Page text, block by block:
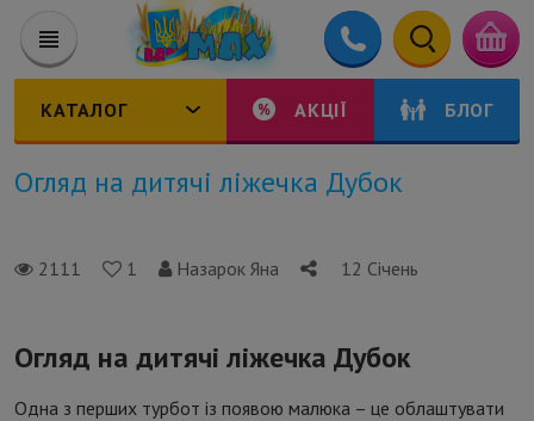
КАТАЛОГ АКЦІЇ БЛОГ
Огляд на дитячі ліжечка Дубок
2111 1 Назарок Яна 12 Січень
Огляд на дитячі ліжечка Дубок
Одна з перших турбот із появою малюка – це облаштувати